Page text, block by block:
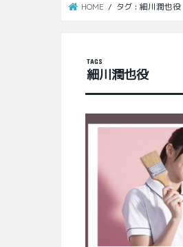
HOME タグ : 細川潤也役
細川潤也役